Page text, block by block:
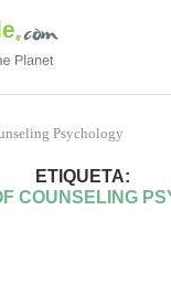
Psychology
ETIQUETA:
COUNSELING